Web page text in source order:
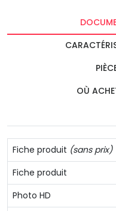
OÙ
Fiche produit (sans prix)
Fiche produit
Photo HD